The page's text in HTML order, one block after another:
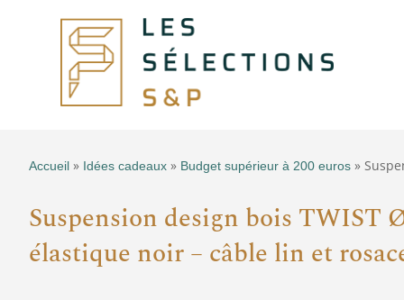
Accueil » Idées cadeaux » Budget supérieur à 200 euros »
Suspension design bois TWIST
élastique noir – câble lin et